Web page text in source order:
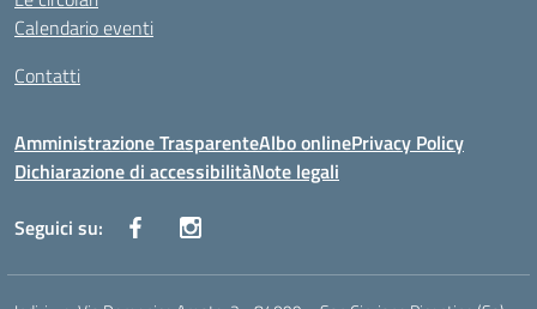
Calendario eventi
Contatti
Amministrazione TrasparenteAlbo onlinePrivacy Policy
Dichiarazione di accessibilitàNote legali
Seguici su: